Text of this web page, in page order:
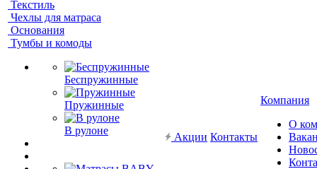
Текстиль
Чехлы для матраса
Основания
Тумбы и комоды
Беспружинные
Пружинные
В рулоне
Акции Контакты
Компания
О